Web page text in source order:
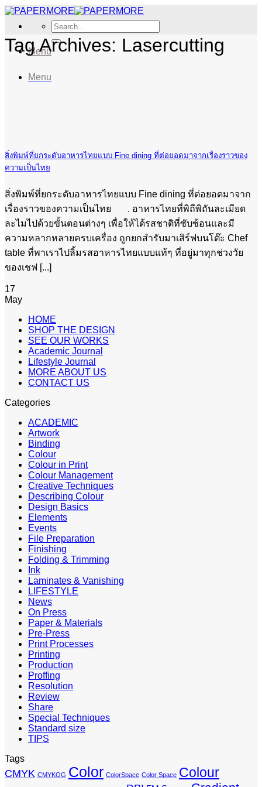
Skip
content
Search
for:
Menu
Menu
Tag Archives: Lasercutting
สิ่งพิมพ์ที่ยกระดับอาหารไทยแบบ Fine dining ที่ต่อยอดมาจากเรื่องราวของ
ความเป็นไทย
สิ่งพิมพ์ที่ยกระดับอาหารไทยแบบ Fine dining ที่ต่อยอดมาจาก
เรื่องราวของความเป็นไทย . อาหารไทยที่พิถีพิถันละเมียด
ละไมไปด้วยขั้นตอนต่างๆ เพื่อให้ได้รสชาติที่ซับซ้อนและมี
ความหลากหลายครบเครื่อง ถูกยกสำรับมาเสิร์ฟบนโต๊ะ Chef
table ที่พาเราไปลิ้มรสอาหารไทยแบบแท้ๆ ที่อยู่มาทุกช่วงวัย
ของเชฟ [...]
17
May
HOME
SHOP THE DESIGN
SEE OUR WORKS
Academic Journal
Lifestyle Journal
MORE ABOUT US
CONTACT US
Categories
ACADEMIC
Artwork
Binding
Colour
Colour in Print
Colour Management
Creative Techniques
Describing Colour
Design Basics
Elements
Events
File Preparation
Finishing
Folding & Trimming
Ink
Laminates & Vanishing
LIFESTYLE
News
On Press
Paper & Materials
Pre-Press
Print Processes
Printing
Production
Proffing
Resolution
Review
Share
Special Techniques
Standard size
TIPS
Tags
CMYK CMYKOG Color ColorSpace Color Space Colour